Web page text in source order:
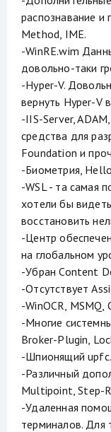
распознавание и
Method, IME.
-WinRE.wim
довольно-таки
-Hyper-V.
вернуть Hyper-V
-IIS-Server,
средства для
Foundation и
-Биометрия,
-WSL - та самая
хотели бы
восстановить
-Центр
на глобальном
-Убран Content
-Отсутствует
-WinOCR,
-Многие
Broker-Plugin,
-Шпионящий
-Различный
Multipoint, Step-
-Удаленная
терминалов. Для